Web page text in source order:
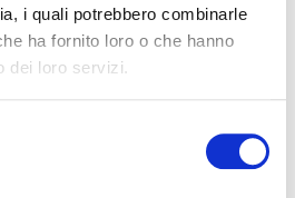
i quali potrebbero combinarle
ha fornito loro o che hanno
dei loro servizi.